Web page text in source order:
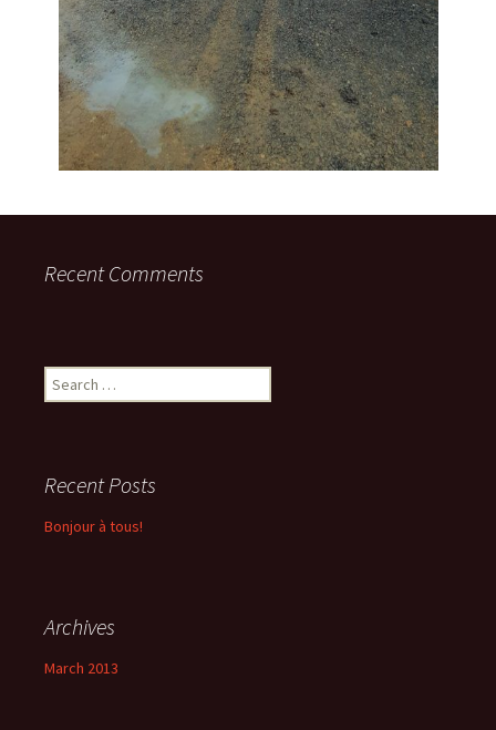
Recent Comments
Search
for:
Recent Posts
Bonjour à tous!
Archives
March 2013